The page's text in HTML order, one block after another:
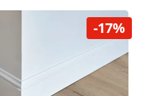
-17%